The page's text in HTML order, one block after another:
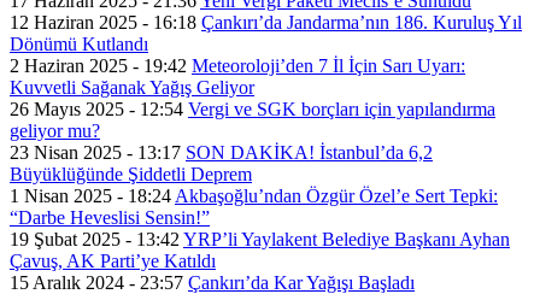
12 Haziran 2025 - 16:18 Çankırı’da Jandarma’nın 186. Kuruluş Yıl
Dönümü Kutlandı
2 Haziran 2025 - 19:42 Meteoroloji’den 7 İl İçin Sarı Uyarı:
Kuvvetli Sağanak Yağış Geliyor
26 Mayıs 2025 - 12:54 Vergi ve SGK borçları için yapılandırma
geliyor mu?
23 Nisan 2025 - 13:17 SON DAKİKA! İstanbul’da 6,2
Büyüklüğünde Şiddetli Deprem
1 Nisan 2025 - 18:24 Akbaşoğlu’ndan Özgür Özel’e Sert Tepki:
“Darbe Heveslisi Sensin!”
19 Şubat 2025 - 13:42 YRP’li Yaylakent Belediye Başkanı Ayhan
Çavuş, AK Parti’ye Katıldı
15 Aralık 2024 - 23:57 Çankırı’da Kar Yağışı Başladı